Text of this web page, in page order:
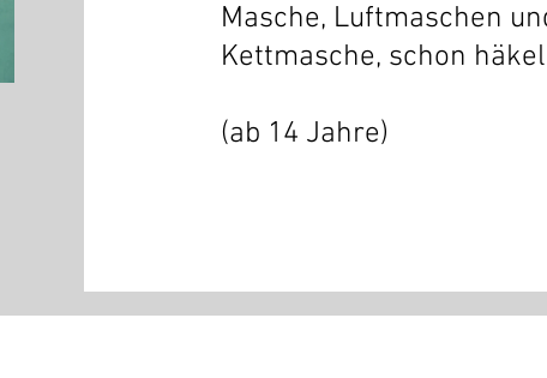
Masche, Luftmaschen
Kettmasche, schon
(ab 14 Jahre)